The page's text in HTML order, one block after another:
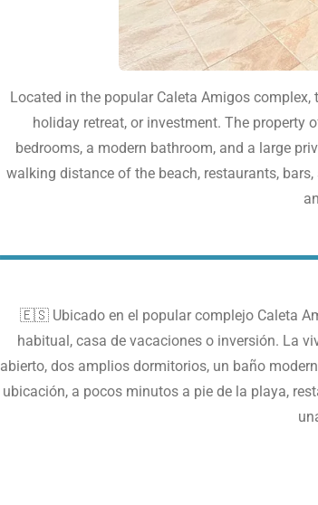
Located in the popular Caleta Amigos
holiday retreat, or investment. The property
bedrooms, a modern bathroom, and a large
walking distance of the beach, restaurants,
🇪🇸 Ubicado en el popular complejo Caleta
habitual, casa de vacaciones o inversión. La
abierto, dos amplios dormitorios, un baño
ubicación, a pocos minutos a pie de la playa,